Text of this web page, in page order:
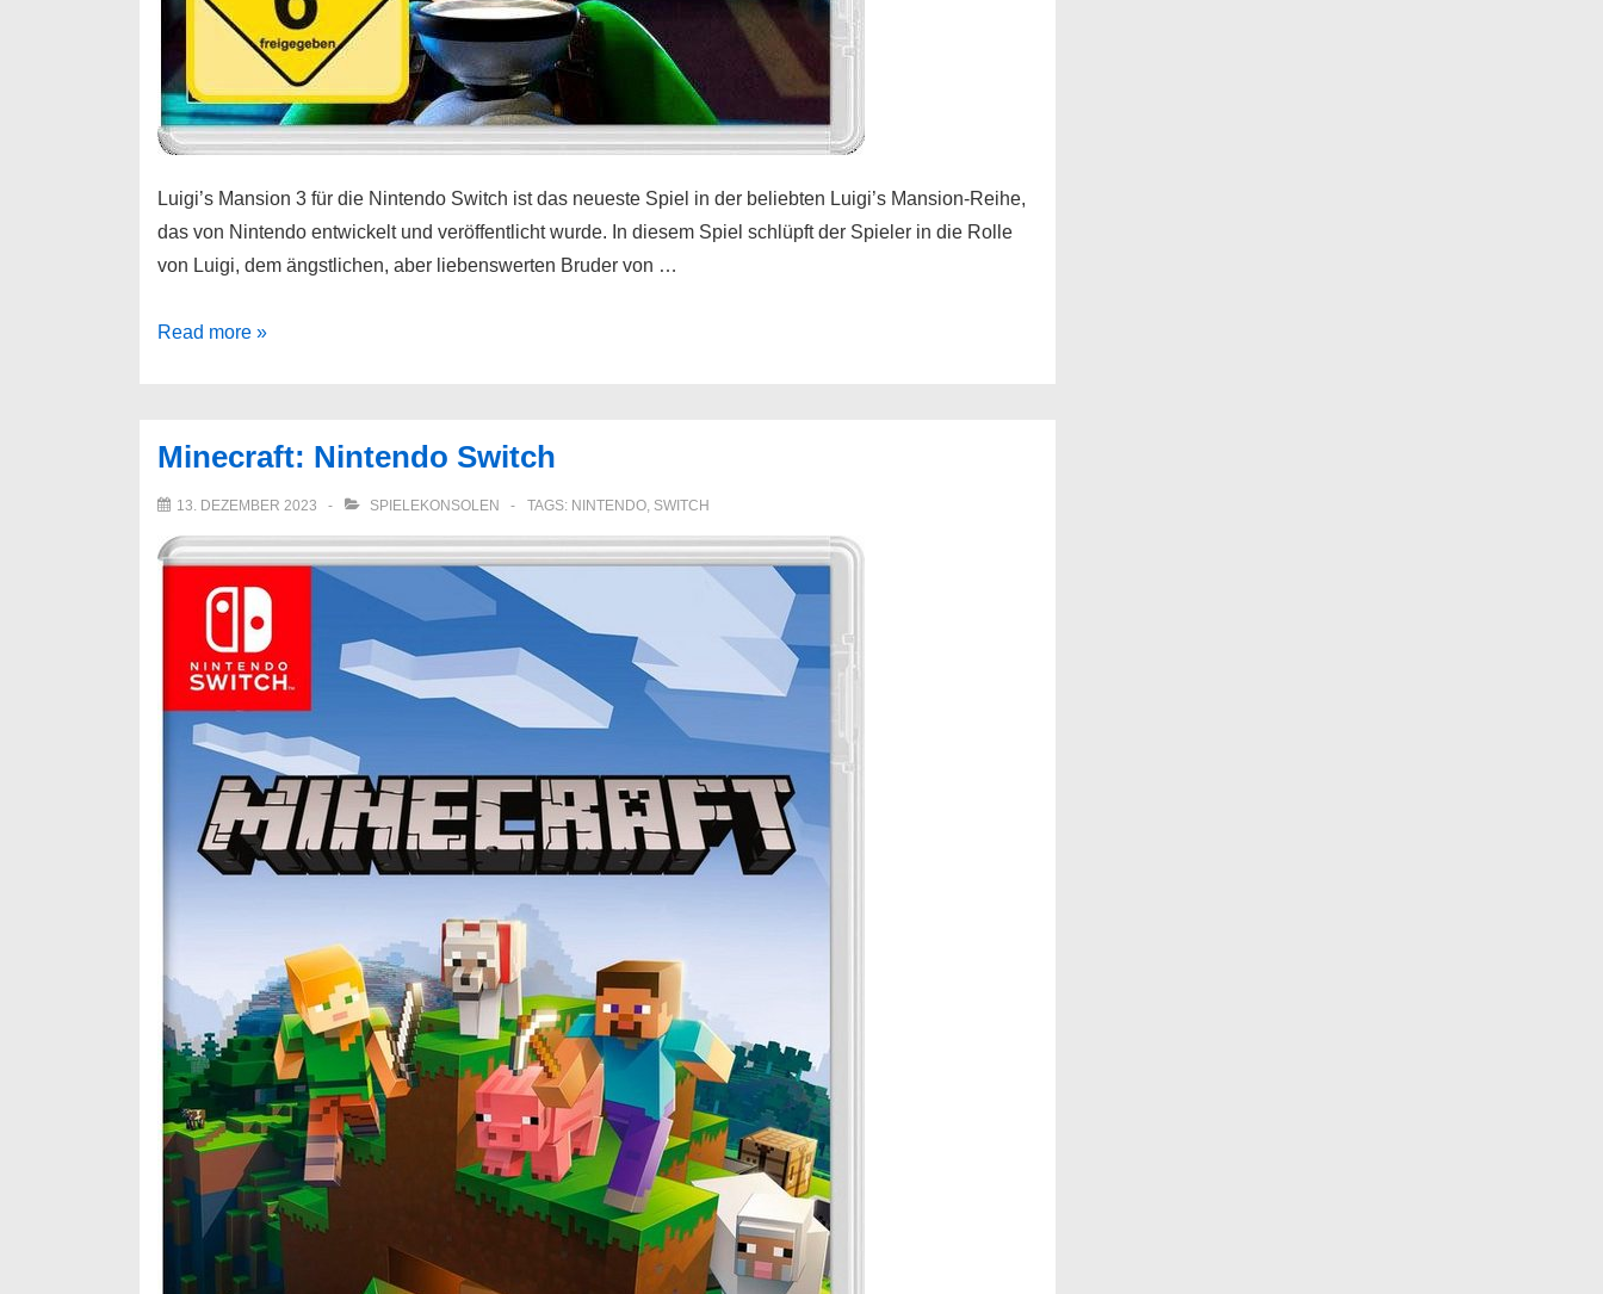
Luigi’s Mansion 3 für die Nintendo Switch ist das neueste Spiel in der beliebten Luigi’s Mansion-Reihe,
das von Nintendo entwickelt und veröffentlicht wurde. In diesem Spiel schlüpft der Spieler in die Rolle
von Luigi, dem ängstlichen, aber liebenswerten Bruder von …
Luigi’s
Switch
Read more »
Minecraft: Nintendo Switch
13. DEZEMBER 2023 SPIELEKONSOLEN TAGS: NINTENDO, SWITCH